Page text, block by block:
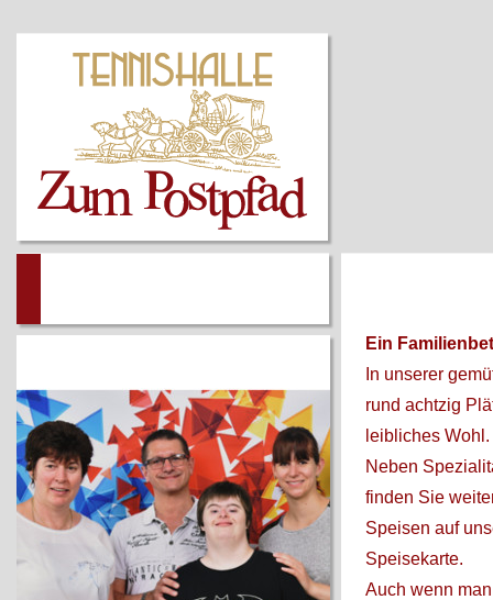
Ein
In unserer
rund achtzig
leibliches Wohl.
Neben
finden Sie
Speisen auf
Speisekarte.
Auch wenn